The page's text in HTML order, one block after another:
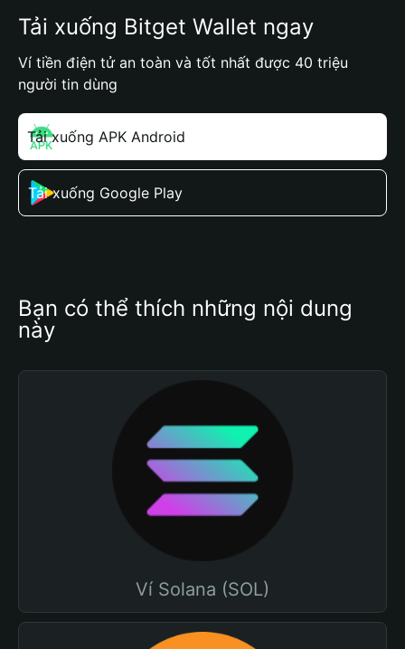
Tải xuống Bitget Wallet ngay
Ví tiền điện tử an toàn và tốt nhất được 40 triệu
người tin dùng
Tải xuống APK Android
Tải xuống Google Play
Bạn có thể thích những nội dung
này
Ví Solana (SOL)